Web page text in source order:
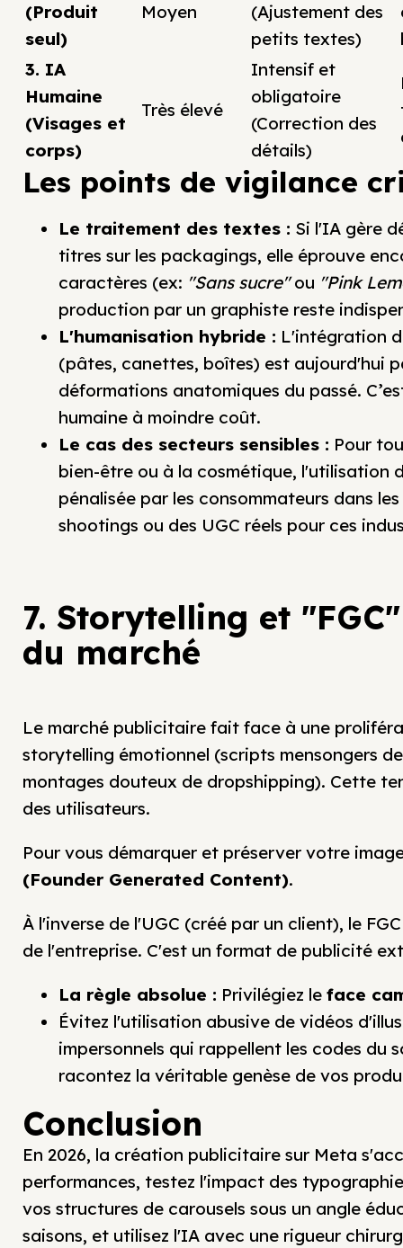
(Produit
seul)
Moyen
(Ajustement des
petits textes)
3. IA
Humaine
(Visages et
corps)
Très élevé
Intensif et
obligatoire
(Correction des
détails)
Les points de vigilance
Le traitement des textes : Si l'IA gère
titres sur les packagings, elle éprouve
caractères (ex: "Sans sucre"ou "Pink
production par un graphiste reste
L'humanisation hybride : L'intégration
(pâtes, canettes, boîtes) est aujourd'hui
déformations anatomiques du passé.
humaine à moindre coût.
Le cas des secteurs sensibles : Pour
bien-être ou à la cosmétique, l'utilisation
pénalisée par les consommateurs dans
shootings ou des UGC réels pour ces
7. Storytelling et
du marché
Le marché publicitaire fait face à une
storytelling émotionnel (scripts mensongers
montages douteux de dropshipping). Cette
des utilisateurs.
Pour vous démarquer et préserver votre
(Founder Generated Content).
À l'inverse de l'UGC (créé par un client), le
de l'entreprise. C'est un format de publicité
La règle absolue : Privilégiez le face
Évitez l'utilisation abusive de vidéos
impersonnels qui rappellent les codes du
racontez la véritable genèse de vos
Conclusion
En 2026, la création publicitaire sur Meta
performances, testez l'impact des
vos structures de carousels sous un angle
saisons, et utilisez l'IA avec une rigueur